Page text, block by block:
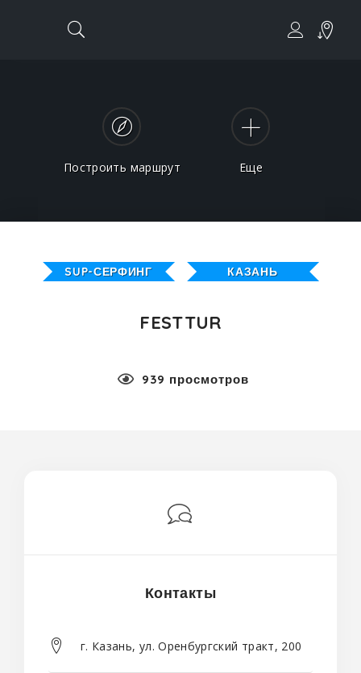
Построить маршрут Еще
SUP-СЕРФИНГ КАЗАНЬ
FESTTUR
939 просмотров
Контакты
г. Казань, ул. Оренбургский тракт, 200